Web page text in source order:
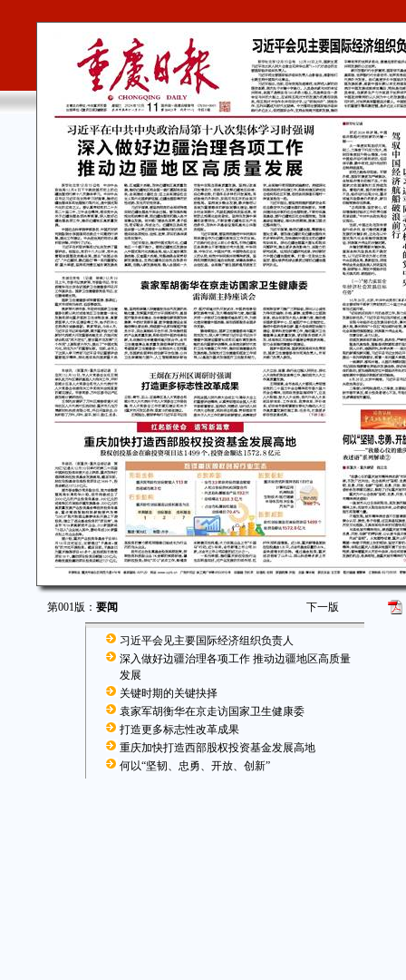
第001版： 要闻 下一版
习近平会见主要国际经济组织负责人
深入做好边疆治理各项工作 推动边疆地区高质量
发展
关键时期的关键抉择
袁家军胡衡华在京走访国家卫生健康委
打造更多标志性改革成果
重庆加快打造西部股权投资基金发展高地
何以“坚韧、忠勇、开放、创新”